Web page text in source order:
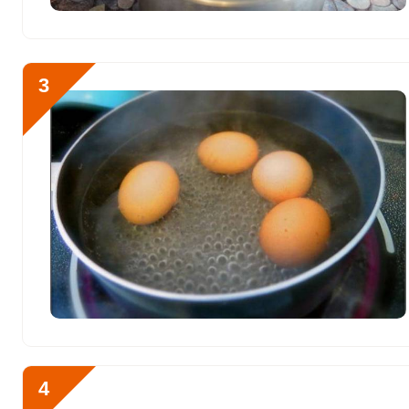
Алюминий
Железо 20 мг
Йод 64.4 мкг
Кобальт 95.3 мкг
Литий 60 мкг
Марганец 5.7 мкг
Медь 1414.2 мкг
Рубидий
3
4